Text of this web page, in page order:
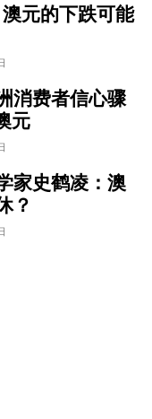
澳元的下跌可能
消费者信心骤
元
家史鹤凌：澳
？